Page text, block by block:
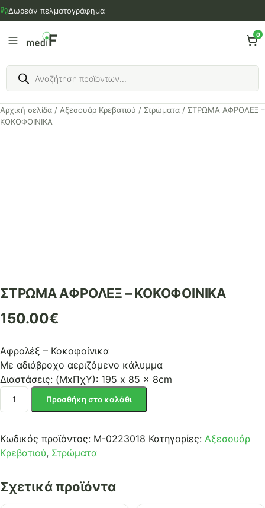
Μετάβαση
στο
περιεχόμενο
Δωρεάν πελματογράφημα
0
Products
search
Αρχική σελίδα / Αξεσουάρ Κρεβατιού / Στρώματα / ΣΤΡΩΜΑ ΑΦΡΟΛΕΞ –
ΚΟΚΟΦΟΙΝΙΚΑ
ΣΤΡΩΜΑ ΑΦΡΟΛΕΞ – ΚΟΚΟΦΟΙΝΙΚΑ
150.00€
Αφρολέξ – Κοκοφοίνικα
Με αδιάβροχο αεριζόμενο κάλυμμα
Διαστάσεις: (MxΠχΥ): 195 x 85 x 8cm
ΣΤΡΩΜΑ
ΑΦΡΟΛΕΞ
ΚΟΚΟΦΟΙΝΙΚΑ
ποσότητα
Προσθήκη στο καλάθι
Κωδικός προϊόντος: Μ-0223018 Κατηγορίες: Αξεσουάρ
Κρεβατιού, Στρώματα
Σχετικά προϊόντα